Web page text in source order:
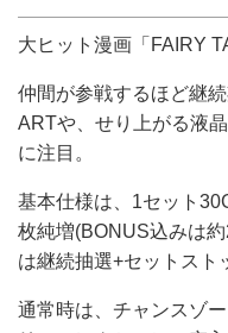
大ヒット漫画「FAIRY
仲間が参戦するほど継
ARTや、せり上がる液
に注目。
基本仕様は、1セット
枚純増(BONUS込みは
は継続抽選+セットスト
通常時は、チャンスゾ